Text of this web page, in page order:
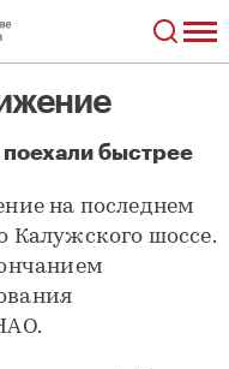
быстрее
на последнем
Калужского шоссе.